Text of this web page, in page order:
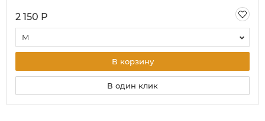
2 150 Р
M
В корзину
В один клик